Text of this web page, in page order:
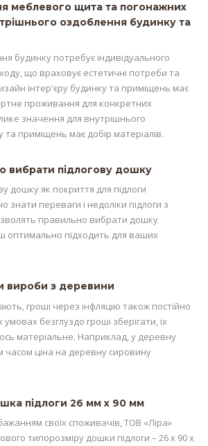
меблевого щита та погонажних
оздоблення будинку та
будинку потребує індивідуального
що враховує естетичні потреби та
інтер'єру будинку та приміщень має
проживання для конкретних
значення для внутрішнього
приміщень має добір матеріалів.
вибрати підлогову дошку
дошку як покриття для підлоги
знати переваги і недоліки підлоги з
правильно вибрати дошку
оптимально підходить для ваших
вироби з деревини
гроші через інфляцію також постійно
безглуздо гроші зберігати, їх
матеріальне. Наприклад, у деревну
часом ціна на деревну сировину
підлоги 26 мм х 90 мм
своїх споживачів, ТОВ «Ліра»
типорозміру дошки підлоги – 26 х 90 х